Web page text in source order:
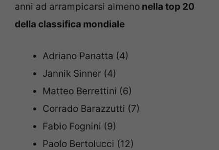
anni ad arrampicarsi almeno nella top 20
della classifica mondiale
Adriano Panatta (4)
Jannik Sinner (4)
Matteo Berrettini (6)
Corrado Barazzutti (7)
Fabio Fognini (9)
Paolo Bertolucci (12)